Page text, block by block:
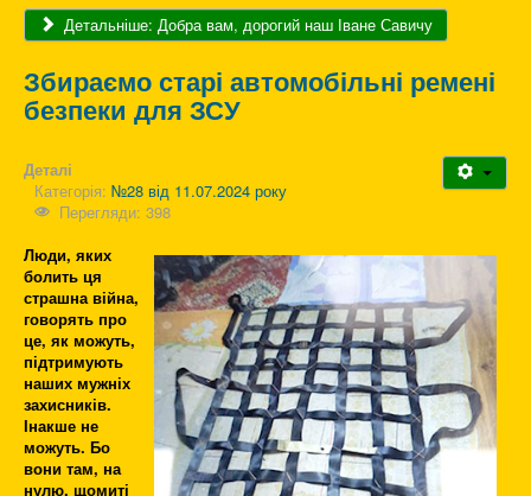
Детальніше: Добра вам, дорогий наш Іване Савичу
Збираємо старі автомобільні ремені
безпеки для ЗСУ
Деталі
Категорія: №28 від 11.07.2024 року
Перегляди: 398
Люди, яких
болить ця
страшна війна,
говорять про
це, як можуть,
підтримують
наших мужніх
захисників.
Інакше не
можуть. Бо
вони там, на
нулю, щомиті